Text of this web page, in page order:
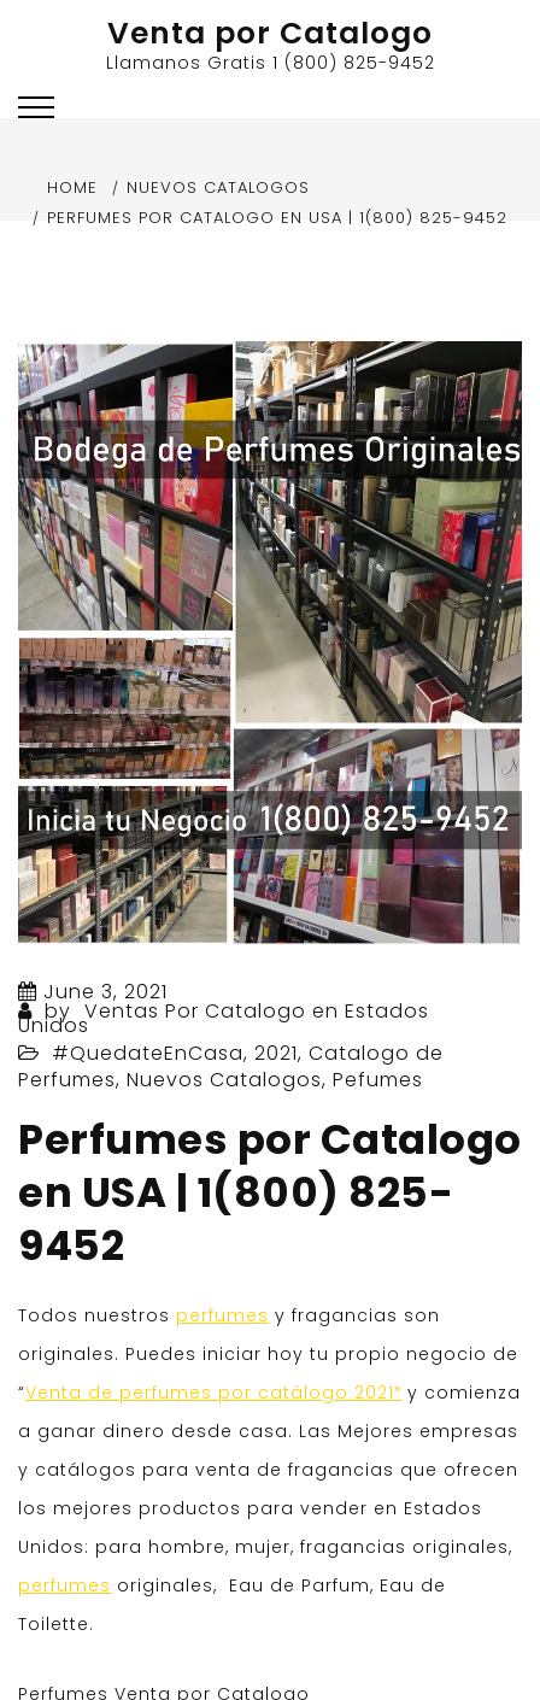
Venta por Catalogo
Llamanos Gratis 1 (800) 825-9452
HOME
NUEVOS CATALOGOS
PERFUMES POR CATALOGO EN USA | 1(800) 825-9452
June 3, 2021
by Ventas Por Catalogo en Estados
Unidos
#QuedateEnCasa, 2021, Catalogo de
Perfumes, Nuevos Catalogos, Pefumes
Perfumes por Catalogo
en USA | 1(800) 825-
9452
Todos nuestros perfumes y fragancias son
originales. Puedes iniciar hoy tu propio negocio de
“Venta de perfumes por catálogo 2021″ y comienza
a ganar dinero desde casa. Las Mejores empresas
y catálogos para venta de fragancias que ofrecen
los mejores productos para vender en Estados
Unidos: para hombre, mujer, fragancias originales,
perfumes originales, Eau de Parfum, Eau de
Toilette.
Perfumes Venta por Catalogo